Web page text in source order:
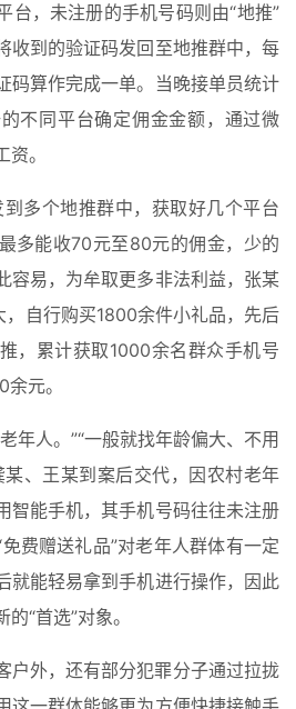
台，未注册的手机号码则由“地推”
收到的验证码发回至地推群中，每
码算作完成一单。当晚接单员统计
不同平台确定佣金金额，通过微
。
多个地推群中，获取好几个平台
多能收70元至80元的佣金，少的
容易，为牟取更多非法利益，张某
，自行购买1800余件小礼品，先后
，累计获取1000余名群众手机号
元。
年人。”“一般就找年龄偏大、不用
、王某到案后交代，因农村老年
智能手机，其手机号码往往未注册
费赠送礼品”对老年人群体有一定
就能轻易拿到手机进行操作，因此
“首选”对象。
户外，还有部分犯罪分子通过拉拢